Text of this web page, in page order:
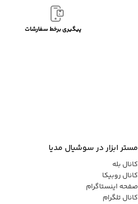
پیگیری برخط سفارشات
مستر ابزار در سوشیال مدیا
کانال بله
کانال روبیکا
صفحه اینستاگرام
کانال تلگرام